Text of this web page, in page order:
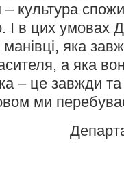
культура
І в цих умовах
манівці, яка
а яка
– це завжди
ми